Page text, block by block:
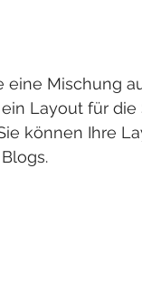
eine Mischung
Layout für die
können Ihre